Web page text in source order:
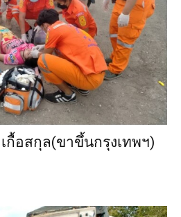
กื้อสกุล(ขาขึ้นกรุงเทพฯ)